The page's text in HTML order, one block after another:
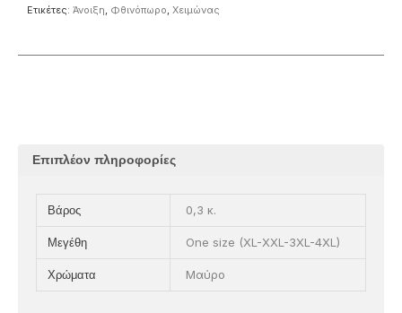
Ετικέτες: Άνοιξη, Φθινόπωρο, Χειμώνας
Επιπλέον πληροφορίες
Βάρος 0,3 κ.
Μεγέθη One size (XL-XXL-3XL-4XL)
Χρώματα Μαύρο